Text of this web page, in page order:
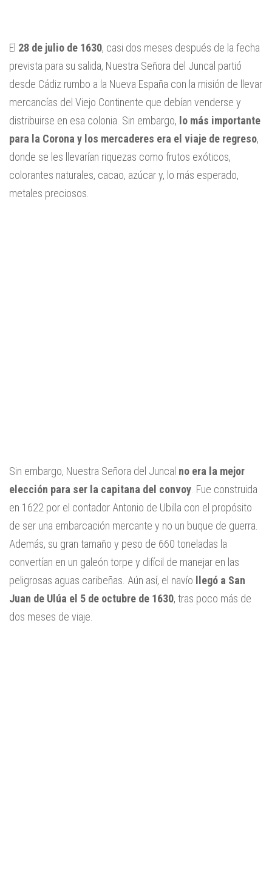
El 28 de julio de 1630, casi dos meses después de la fecha
prevista para su salida, Nuestra Señora del Juncal partió
desde Cádiz rumbo a la Nueva España con la misión de llevar
mercancías del Viejo Continente que debían venderse y
distribuirse en esa colonia. Sin embargo, lo más importante
para la Corona y los mercaderes era el viaje de regreso,
donde se les llevarían riquezas como frutos exóticos,
colorantes naturales, cacao, azúcar y, lo más esperado,
metales preciosos.
Sin embargo, Nuestra Señora del Juncal no era la mejor
elección para ser la capitana del convoy . Fue construida
en 1622 por el contador Antonio de Ubilla con el propósito
de ser una embarcación mercante y no un buque de guerra.
Además, su gran tamaño y peso de 660 toneladas la
convertían en un galeón torpe y difícil de manejar en las
peligrosas aguas caribeñas. Aún así, el navío
llegó a San
Juan de Ulúa el 5 de octubre de 1630, tras poco más de
dos meses de viaje.